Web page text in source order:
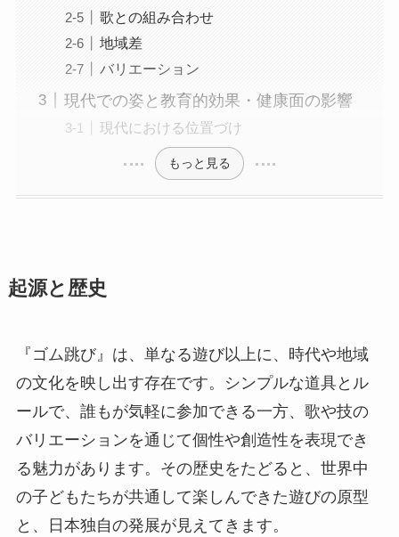
歌との組み合わせ
地域差
バリエーション
現代での姿と教育的効果・健康面の影響
現代における位置づけ
もっと見る
起源と歴史
『ゴム跳び』は、単なる遊び以上に、時代や地域
の文化を映し出す存在です。シンプルな道具とル
ールで、誰もが気軽に参加できる一方、歌や技の
バリエーションを通じて個性や創造性を表現でき
る魅力があります。その歴史をたどると、世界中
の子どもたちが共通して楽しんできた遊びの原型
と、日本独自の発展が見えてきます。